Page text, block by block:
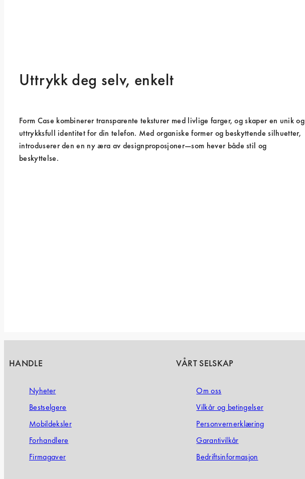
Uttrykk deg selv, enkelt
Form Case kombinerer transparente teksturer med livlige farger, og skaper en unik og
uttrykksfull identitet for din telefon. Med organiske former og beskyttende silhuetter,
introduserer den en ny æra av designproposjoner—som hever både stil og
beskyttelse.
HANDLE
Nyheter
Bestselgere
Mobildeksler
Forhandlere
Firmagaver
VÅRT SELSKAP
Om oss
Vilkår og betingelser
Personvernerklæring
Garanti­vilkår
Bedriftsinformasjon